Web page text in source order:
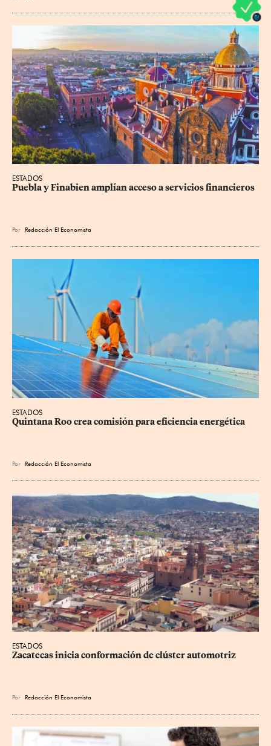
ESTADOS
Puebla y Finabien amplían acceso a servicios financieros
Por Redacción El Economista
ESTADOS
Quintana Roo crea comisión para eficiencia energética
Por Redacción El Economista
ESTADOS
Zacatecas inicia conformación de clúster automotriz
Por Redacción El Economista